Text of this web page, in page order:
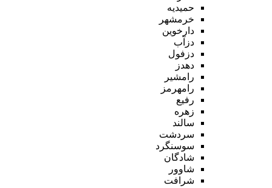
حمیدیه
خرمشهر
دارخوین
دزآب
دزفول
دهدز
رامشیر
رامهرمز
رفیع
زهره
سالند
سردشت
سوسنگرد
شادگان
شاوور
شرافت